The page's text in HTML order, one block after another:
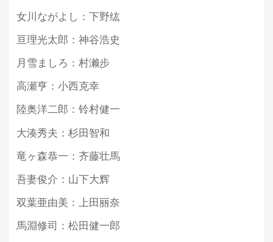
女川ながよし：下野纮
亘理光太郎：神谷浩史
月雪ましろ：村濑步
高瀬亨：小西克幸
陸奥洋二郎：铃村健一
大湊秀夫：杉田智和
竜ヶ森恭一：齐藤壮馬
吾妻俊介：山下大辉
双葉亜由美：上田丽奈
馬淵修司：松田健一郎